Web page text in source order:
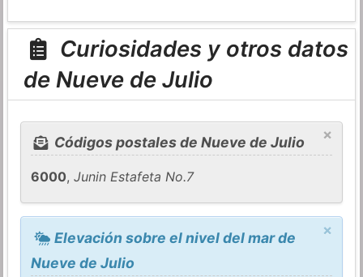
Curiosidades y otros datos
de Nueve de Julio
×
Códigos postales de Nueve de Julio
6000,Junin Estafeta No.7
×
Elevación sobre el nivel del mar de
Nueve de Julio